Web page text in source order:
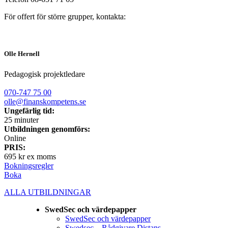
För offert för större grupper, kontakta:
Olle Hernell
Pedagogisk projektledare
070-747 75 00
olle@finanskompetens.se
Ungefärlig tid:
25 minuter
Utbildningen genomförs:
Online
PRIS:
695 kr ex moms
Bokningsregler
Boka
ALLA UTBILDNINGAR
SwedSec och värdepapper
SwedSec och värdepapper